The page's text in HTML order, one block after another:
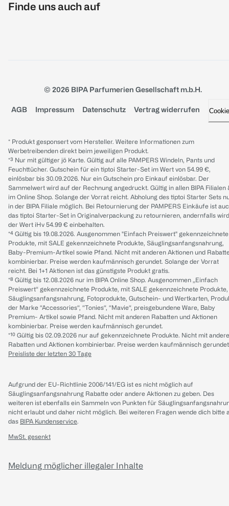
Finde uns auch auf
© 2026 BIPA Parfumerien Gesellschaft m.b.H.
AGB Impressum Datenschutz Vertrag widerrufen
* Produkt gesponsert vom Hersteller. Weitere Informationen zum
Werbetreibenden direkt beim jeweiligen Produkt.
*³ Nur mit gültiger jö Karte. Gültig auf alle PAMPERS Windeln, Pants und
Feuchttücher. Gutschein für ein tiptoi Starter-Set im Wert von 54.99 €,
einlösbar bis 30.09.2026. Nur ein Gutschein pro Einkauf einlösbar. Der
Sammelwert wird auf der Rechnung angedruckt. Gültig in allen BIPA Filialen
im Online Shop. Solange der Vorrat reicht. Abholung des tiptoi Starter Sets
in der BIPA Filiale möglich. Bei Retournierung der PAMPERS Einkäufe ist
das tiptoi Starter-Set in Originalverpackung zu retournieren, andernfalls wird
der Wert iHv 54.99 € einbehalten.
*⁴ Gültig bis 19.08.2026. Ausgenommen "Einfach Preiswert" gekennzeichnete
Produkte, mit SALE gekennzeichnete Produkte, Säuglingsanfangsnahrung,
Baby-Premium-Artikel sowie Pfand. Nicht mit anderen Aktionen und
kombinierbar. Preise werden kaufmännisch gerundet. Solange der Vorrat
reicht. Bei 1+1 Aktionen ist das günstigste Produkt gratis.
*⁸ Gültig bis 12.08.2026 nur im BIPA Online Shop. Ausgenommen „Einfach
Preiswert“ gekennzeichnete Produkte, mit SALE gekennzeichnete Produkte,
Säuglingsanfangsnahrung, Fotoprodukte, Gutschein- und Wertkarten,
der Marke “Accessories“, “Tonies“, “Mavie“, preisgebundene Ware, Baby
Premium- Artikel sowie Pfand. Nicht mit anderen Rabatten und Aktionen
kombinierbar. Preise werden kaufmännisch gerundet.
*¹⁰ Gültig bis 02.09.2026 nur auf gekennzeichnete Produkte. Nicht mit
Rabatten und Aktionen kombinierbar. Preise werden kaufmännisch
Preisliste der letzten 30 Tage
Aufgrund der EU-Richtlinie 2006/141/EG ist es nicht möglich auf
Säuglingsanfangsnahrung Rabatte oder andere Aktionen zu geben. Des
weiteren ist ebenfalls ein Sammeln von Punkten für
nicht erlaubt und daher nicht möglich. Bei weiteren Fragen wende dich bitte
das BIPA Kundenservice.
MwSt. gesenkt
Meldung möglicher illegaler Inhalte